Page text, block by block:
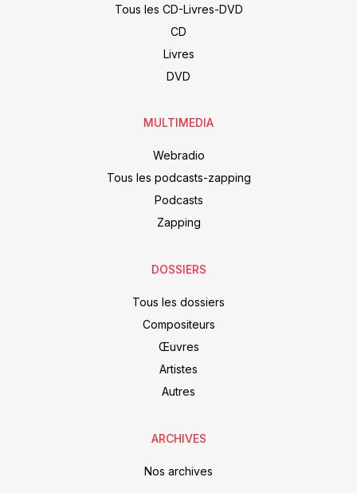
Tous les CD-Livres-DVD
CD
Livres
DVD
MULTIMEDIA
Webradio
Tous les podcasts-zapping
Podcasts
Zapping
DOSSIERS
Tous les dossiers
Compositeurs
Œuvres
Artistes
Autres
ARCHIVES
Nos archives